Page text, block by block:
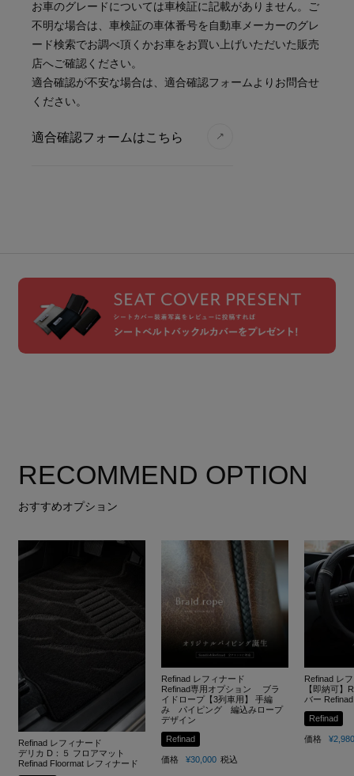
お車のグレードについては車検証に記載がありません。ご
不明な場合は、車検証の車体番号を自動車メーカーのグレ
ード検索でお調べ頂くかお車をお買い上げいただいた販売
店へご確認ください。
適合確認が不安な場合は、適合確認フォームよりお問合せ
ください。
適合確認フォームはこちら
RECOMMEND OPTION
おすすめオプション
Refinad レフィナード
デリカ D：５ フロアマット
Refinad Floormat レフィナード
Refinad レフィナード
Refinad専用オプション ブラ
イドロープ【3列車用】 手編
み パイピング 編込みロープ
デザイン
Refinad
価格 ¥30,000 税込
Refinad レ
【即納可】
バー
Refinad
価格 ¥2,980